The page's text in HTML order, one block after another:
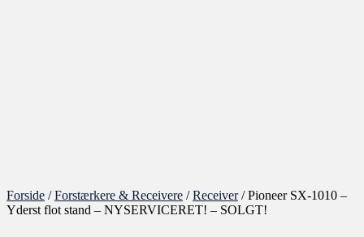
Forside /Forstærkere & Receivere /Receiver/ Pioneer SX-1010 –
Yderst flot stand – NYSERVICERET! – SOLGT!